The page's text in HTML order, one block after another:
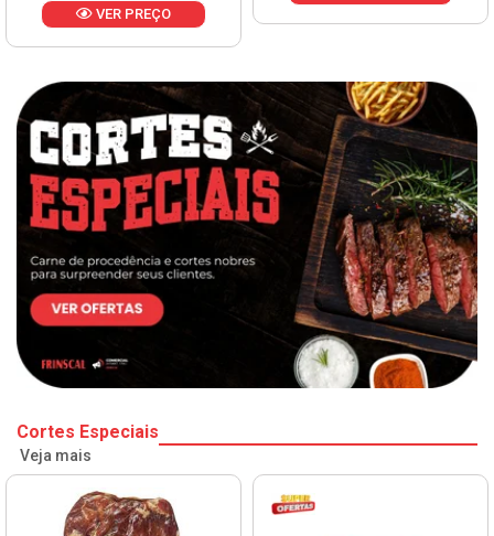
VER PREÇO
Cortes Especiais
Veja mais